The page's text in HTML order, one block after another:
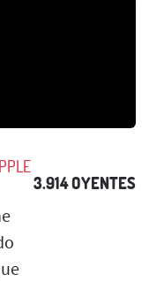
3.914 OYENTES